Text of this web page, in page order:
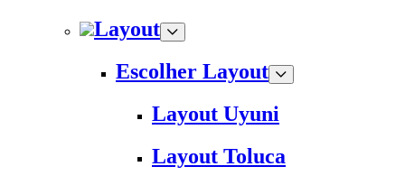
Layout
Escolher Layout
Layout Uyuni
Layout Toluca